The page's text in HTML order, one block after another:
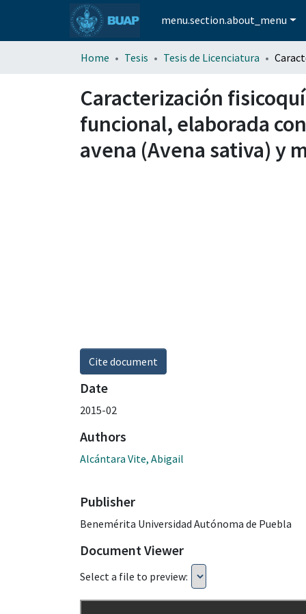
menu.section.about_menu
Home Tesis Tesis de Licenciatura
Caracterización
funcional, elaborada
avena (Avena sativa) y
Cite document
Date
2015-02
Authors
Alcántara Vite, Abigail
Publisher
Benemérita Universidad Autónoma de Puebla
Document Viewer
Select a file to preview: